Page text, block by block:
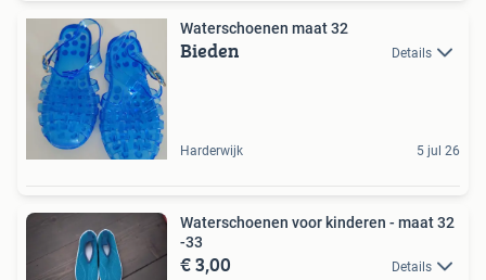
Waterschoenen maat 32
Bieden Details
Harderwijk 5 jul 26
Waterschoenen voor kinderen - maat 32
-33
€ 3,00 Details